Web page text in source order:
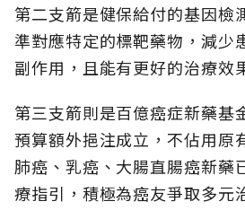
第二支箭是健保給付的基因檢
準對應特定的標靶藥物，減少
副作用，且能有更好的治療效
第三支箭則是百億癌症新藥基
預算額外挹注成立，不佔用原
肺癌、乳癌、大腸直腸癌新藥
療指引，積極為癌友爭取多元